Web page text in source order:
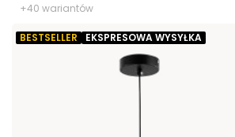
+40 wariantów
BESTSELLER EKSPRESOWA WYSYŁKA